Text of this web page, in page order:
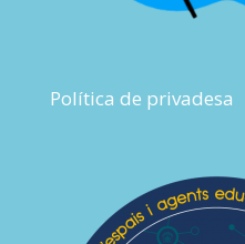
Política de privadesa